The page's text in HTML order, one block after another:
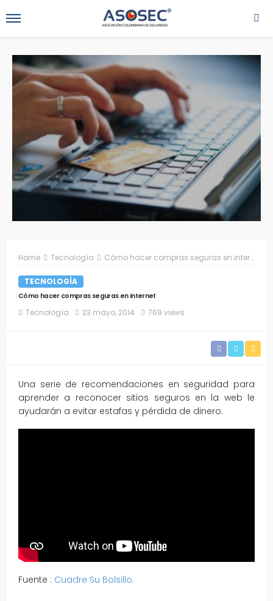
Home Tecnología Cómo hacer compras seguras en internet
TECNOLOGÍA
Cómo hacer compras seguras en internet
Tecnología 23 mayo, 2014 769 views
Una serie de recomendaciones en seguridad para
aprender a reconocer sitios seguros en la web le
ayudarán a evitar estafas y pérdida de dinero.
Fuente : Cuadre Su Bolsillo.